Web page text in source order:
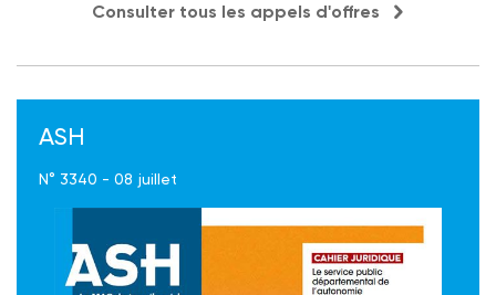
Consulter tous les appels d'offres
ASH
N° 3340 - 08 juillet